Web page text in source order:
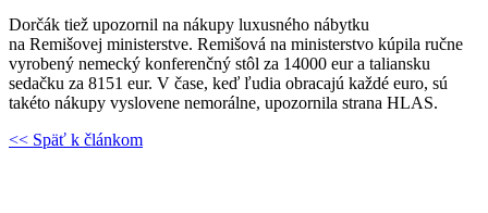
Dorčák tiež upozornil na nákupy luxusného nábytku
na Remišovej ministerstve. Remišová na ministerstvo kúpila ručne
vyrobený nemecký konferenčný stôl za 14000 eur a taliansku
sedačku za 8151 eur. V čase, keď ľudia obracajú každé euro, sú
takéto nákupy vyslovene nemorálne, upozornila strana HLAS.
<< Späť k článkom